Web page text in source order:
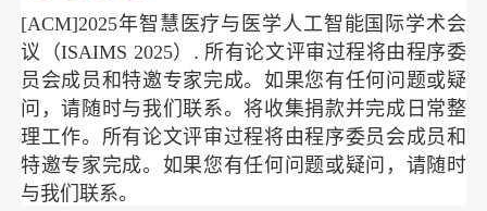
[ACM]2025年智慧医疗与医学人工智能国际学术会
议（ISAIMS 2025） . 所有论文评审过程将由程序委
员会成员和特邀专家完成。 如果您有任何问题或疑
问，请随时与我们联系。将收集捐款并完成日常整
理工作。所有论文评审过程将由程序委员会成员和
特邀专家完成。 如果您有任何问题或疑问，请随时
与我们联系。